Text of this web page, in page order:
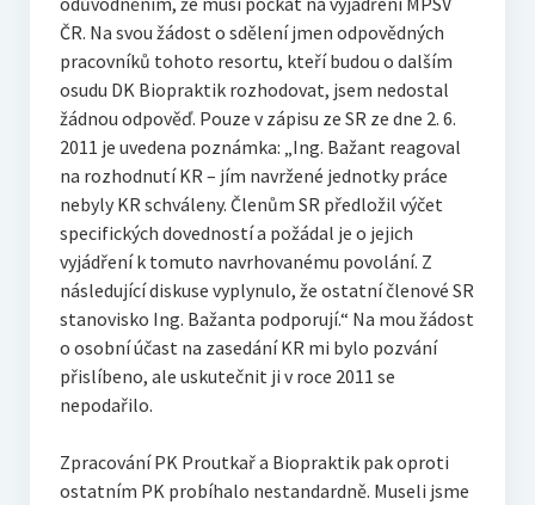
ČR. Na svou žádost o sdělení jmen odpovědných
pracovníků tohoto resortu, kteří budou o dalším
osudu DK Biopraktik rozhodovat, jsem nedostal
žádnou odpověď. Pouze v zápisu ze SR ze dne 2. 6.
2011 je uvedena poznámka: „Ing. Bažant reagoval
na rozhodnutí KR – jím navržené jednotky práce
nebyly KR schváleny. Členům SR předložil výčet
specifických dovedností a požádal je o jejich
vyjádření k tomuto navrhovanému povolání. Z
následující diskuse vyplynulo, že ostatní členové SR
stanovisko Ing. Bažanta podporují.“ Na mou žádost
o osobní účast na zasedání KR mi bylo pozvání
přislíbeno, ale uskutečnit ji v roce 2011 se
nepodařilo.
Zpracování PK Proutkař a Biopraktik pak oproti
ostatním PK probíhalo nestandardně. Museli jsme